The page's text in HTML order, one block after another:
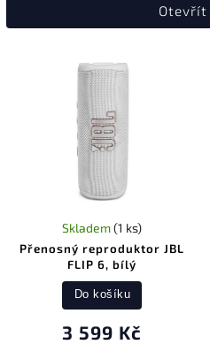
Přenosný reproduktor JBL
FLIP 6, bílý
Skladem(1 ks)
3 599 Kč
Do košíku